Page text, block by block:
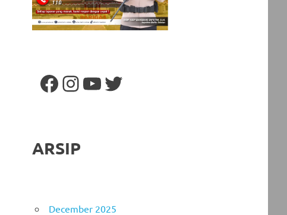
Facebook
Instagram
YouTube
Twitter
ARSIP
December 2025